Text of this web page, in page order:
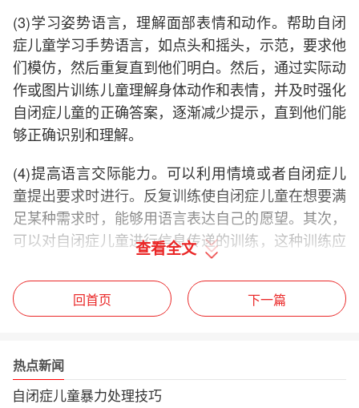
(3)学习姿势语言，理解面部表情和动作。帮助自闭
症儿童学习手势语言，如点头和摇头，示范，要求他
们模仿，然后重复直到他们明白。然后，通过实际动
作或图片训练儿童理解身体动作和表情，并及时强化
自闭症儿童的正确答案，逐渐减少提示，直到他们能
够正确识别和理解。
(4)提高语言交际能力。可以利用情境或者自闭症儿
童提出要求时进行。反复训练使自闭症儿童在想要满
足某种需求时，能够用语言表达自己的愿望。其次，
可以对自闭症儿童进行信息传递的训练，这种训练应
该先短后长。这样的训练将使自闭症儿童能够积极地
与他人建立关系，并改善沟通。
查看全文
回首页 下一篇
热点新闻
自闭症儿童暴力处理技巧